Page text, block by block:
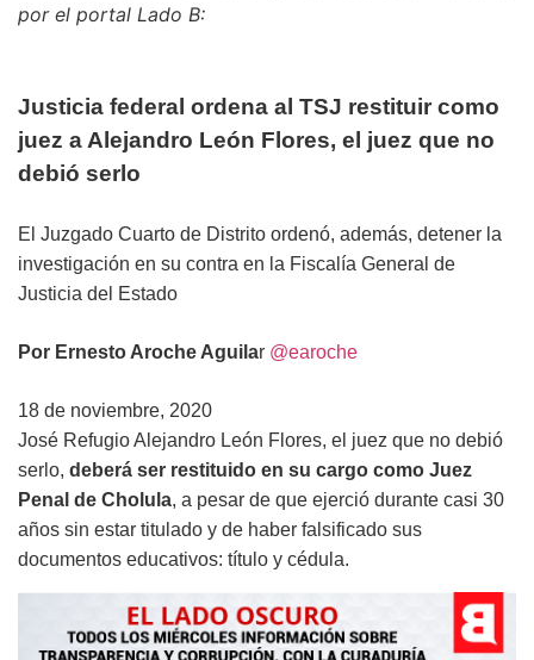
por el portal Lado B:
Justicia federal ordena al TSJ restituir como
juez a Alejandro León Flores, el juez que no
debió serlo
El Juzgado Cuarto de Distrito ordenó, además, detener la
investigación en su contra en la Fiscalía General de
Justicia del Estado
Por Ernesto Aroche Aguilar @earoche
18 de noviembre, 2020
José Refugio Alejandro León Flores, el juez que no debió
serlo, deberá ser restituido en su cargo como Juez
Penal de Cholula, a pesar de que ejerció durante casi 30
años sin estar titulado y de haber falsificado sus
documentos educativos: título y cédula.